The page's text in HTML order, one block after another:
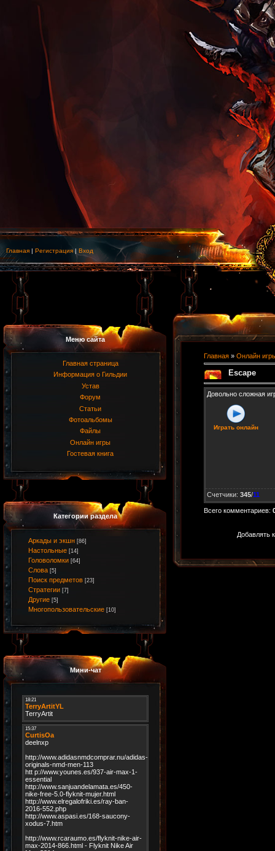
Главная | Регистрация | Вход
Меню сайта
Главная страница
Информация о Гильдии
Устав
Форум
Статьи
Фотоальбомы
Файлы
Онлайн игры
Гостевая книга
Категории раздела
Аркады и экшн [86]
Настольные [14]
Головоломки [64]
Слова [5]
Поиск предметов [23]
Стратегии [7]
Другие [5]
Многопользовательские [10]
Мини-чат
Главная » Онлайн
Escape
Довольно сложная
Играть онлайн
Счетчики: 345/11
Всего комментариев:
Добавлять